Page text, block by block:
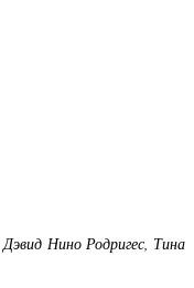
Нино Родригес, Тина